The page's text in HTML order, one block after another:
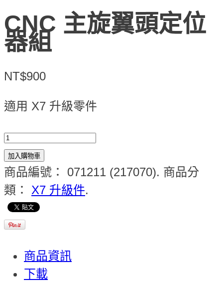
CNC 主旋翼頭定位
器組
NT$900
適用 X7 升級零件
加入購物車
商品編號： 071211 (217070). 商品分
類： X7 升級件.
商品資訊
下載